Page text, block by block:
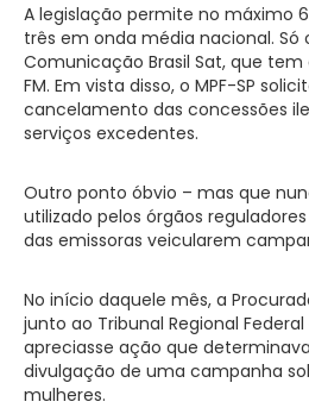
A legislação permite no máximo
três em onda média nacional. Só
Comunicação Brasil Sat, que
FM. Em vista disso, o MPF-SP
cancelamento das concessões
serviços excedentes.
Outro ponto óbvio – mas que
utilizado pelos órgãos
das emissoras veicularem
No início daquele mês, a
junto ao Tribunal Regional
apreciasse ação que
divulgação de uma campanha
mulheres.